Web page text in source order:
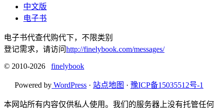
中文版
电子书
电子书代查代购代下，不限类别
登记需求，请访问http://finelybook.com/messages/
© 2010-2026 finelybook
Powered by WordPress · 站点地图 · 豫ICP备15035512号-1
本网站所有内容仅供私人使用。我们的服务器上没有托管任何